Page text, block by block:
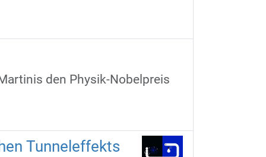
den Physik-Nobelpreis
Tunneleffekts